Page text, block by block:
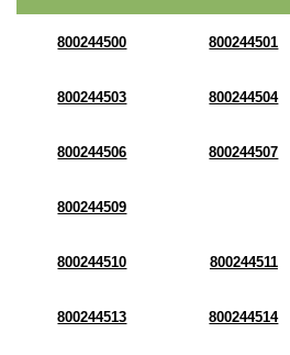
800244500 800244501
800244503 800244504
800244506 800244507
800244509
800244510 800244511
800244513 800244514